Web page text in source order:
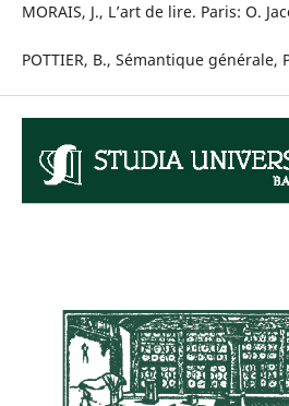
MORAIS, J., L’art de lire. Paris: O.
POTTIER, B., Sémantique générale,